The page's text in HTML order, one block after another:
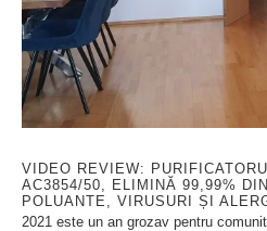
VIDEO REVIEW:
AC3854/50, ELIMINĂ 99,99%
POLUANTE, VIRUSURI ȘI
2021 este un an grozav pentru